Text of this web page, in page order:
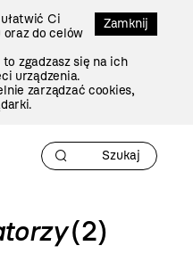
Zamknij
Ci
oraz do celów
zgadzasz się na ich
urządzenia.
zarządzać cookies,
(2)